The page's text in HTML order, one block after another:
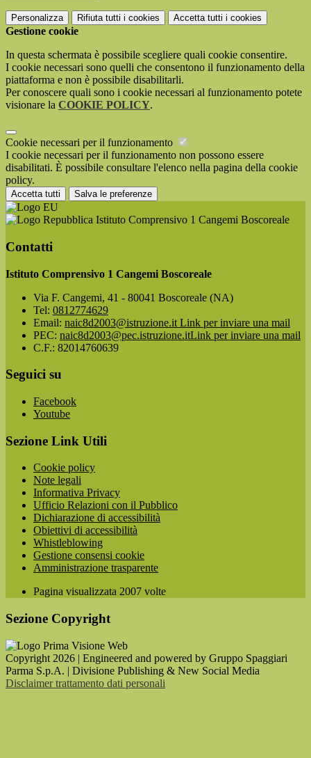
Personalizza Rifiuta tutti i cookies Accetta tutti i cookies
Gestione cookie
In questa schermata è possibile scegliere quali cookie consentire.
I cookie necessari sono quelli che consentono il funzionamento della
piattaforma e non è possibile disabilitarli.
Per conoscere quali sono i cookie necessari al funzionamento potete
visionare la COOKIE POLICY.
Cookie necessari per il funzionamento
I cookie necessari per il funzionamento non possono essere
disabilitati. È possibile consultare l'elenco nella pagina della cookie
policy.
Accetta tutti Salva le preferenze
Istituto Comprensivo 1 Cangemi Boscoreale
Contatti
Istituto Comprensivo 1 Cangemi Boscoreale
Via F. Cangemi, 41 - 80041 Boscoreale (NA)
Tel: 0812774629
Email: naic8d2003@istruzione.it Link per inviare una mail
PEC: naic8d2003@pec.istruzione.itLink per inviare una mail
C.F.: 82014760639
Seguici su
Facebook
Youtube
Sezione Link Utili
Cookie policy
Note legali
Informativa Privacy
Ufficio Relazioni con il Pubblico
Dichiarazione di accessibilità
Obiettivi di accessibilità
Whistleblowing
Gestione consensi cookie
Amministrazione trasparente
Pagina visualizzata 2007 volte
Sezione Copyright
Copyright 2026 | Engineered and powered by Gruppo Spaggiari
Parma S.p.A. | Divisione Publishing & New Social Media
Disclaimer trattamento dati personali